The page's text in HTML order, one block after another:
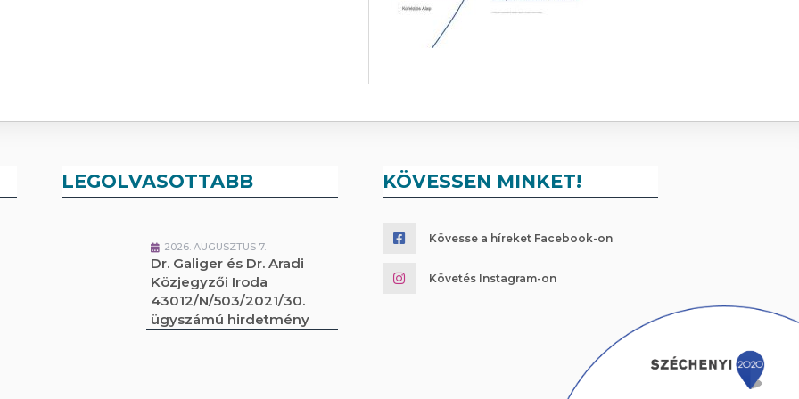
LEGOLVASOTTABB
2026. AUGUSZTUS 7.
Dr. Galiger és Dr. Aradi
Közjegyzői Iroda
43012/N/503/2021/30.
ügyszámú hirdetmény
KÖVESSEN MINKET!
Kövesse a híreket Facebook-on
Követés Instagram-on